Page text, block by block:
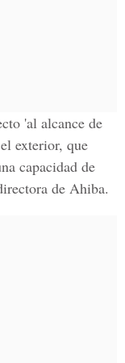
'al alcance de
exterior, que
capacidad de
de Ahiba.